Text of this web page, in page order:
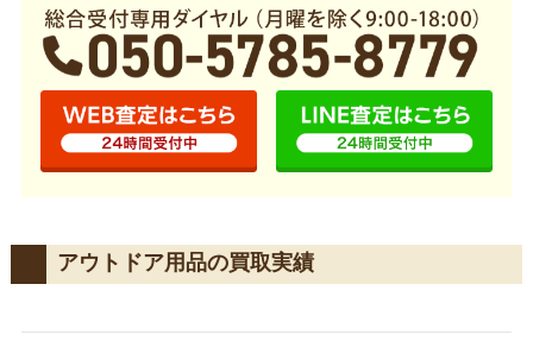
アウトドア用品の買取実績